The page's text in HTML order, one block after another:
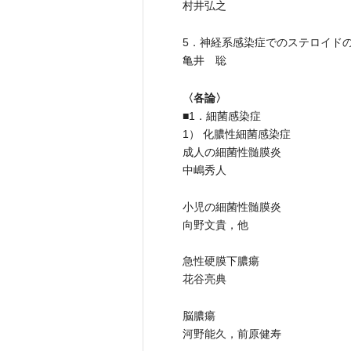
村井弘之
5．神経系感染症でのステロイド
亀井 聡
〈各論〉
■1．細菌感染症
1） 化膿性細菌感染症
成人の細菌性髄膜炎
中嶋秀人
小児の細菌性髄膜炎
向野文貴，他
急性硬膜下膿瘍
花谷亮典
脳膿瘍
河野能久，前原健寿